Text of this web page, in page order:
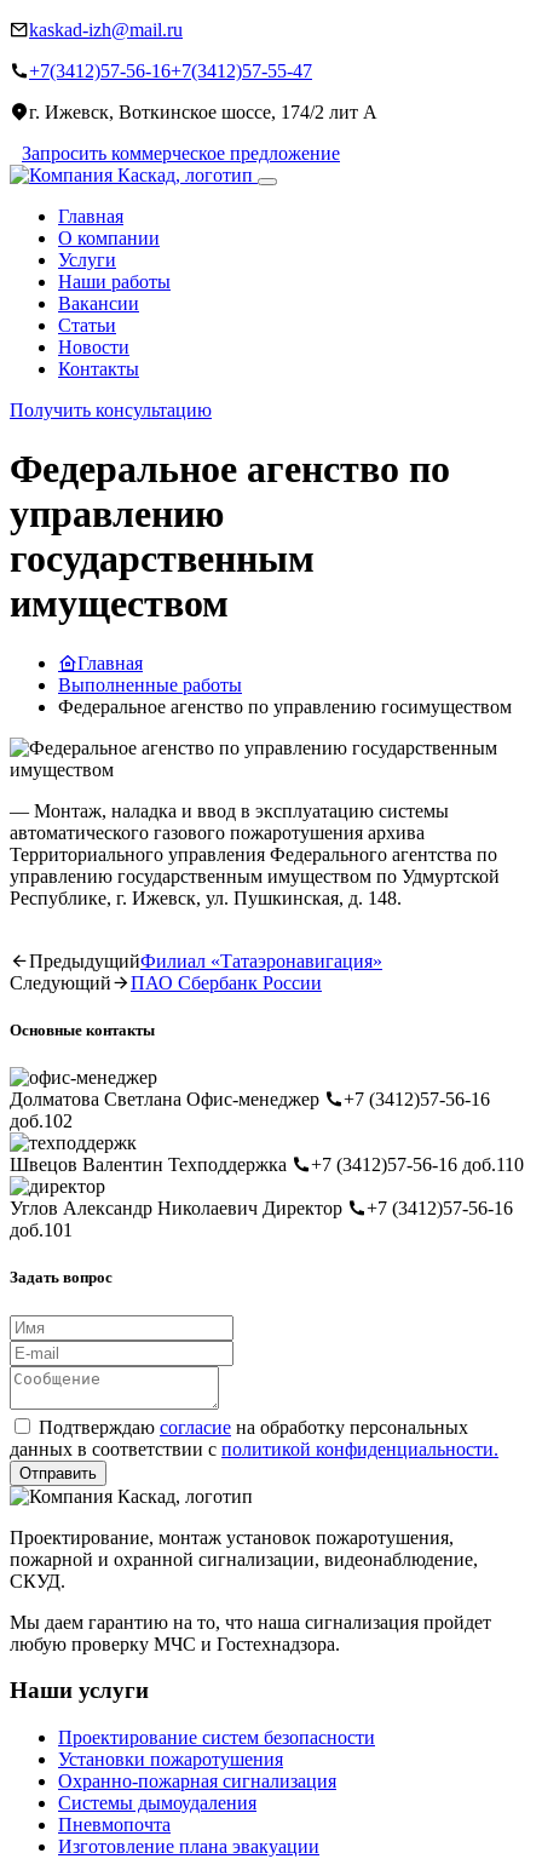
kaskad-izh@mail.ru
+7(3412)57-56-16+7(3412)57-55-47
г. Ижевск, Воткинское шоссе, 174/2 лит А
Запросить коммерческое предложение
Главная
О компании
Услуги
Наши работы
Вакансии
Статьи
Новости
Контакты
Получить консультацию
Федеральное агенство по
управлению
государственным
имуществом
Главная
Выполненные работы
Федеральное агенство по управлению госимуществом
— Монтаж, наладка и ввод в эксплуатацию системы
автоматического газового пожаротушения архива
Территориального управления Федерального агентства по
управлению государственным имуществом по Удмуртской
Республике, г. Ижевск, ул. Пушкинская, д. 148.
ПредыдущийФилиал «Татаэронавигация»
Следующий
ПАО Сбербанк России
Основные контакты
Долматова Светлана Офис-менеджер
+7 (3412)57-56-16
доб.102
Швецов Валентин Техподдержка +7 (3412)57-56-16 доб.110
Углов Александр Николаевич Директор
+7 (3412)57-56-16
доб.101
Задать вопрос
Подтверждаю согласие на обработку персональных
данных в соответствии с политикой конфиденциальности.
Отправить
Проектирование, монтаж установок пожаротушения,
пожарной и охранной сигнализации, видеонаблюдение,
СКУД.
Мы даем гарантию на то, что наша сигнализация пройдет
любую проверку МЧС и Гостехнадзора.
Наши услуги
Проектирование систем безопасности
Установки пожаротушения
Охранно-пожарная сигнализация
Системы дымоудаления
Пневмопочта
Изготовление плана эвакуации